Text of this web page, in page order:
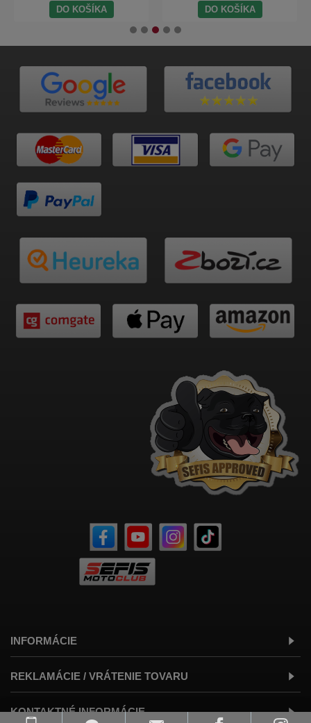
DO KOŠÍKA DO KOŠÍKA
INFORMÁCIE
REKLAMÁCIE / VRÁTENIE TOVARU
KONTAKTNÉ INFORMÁCIE